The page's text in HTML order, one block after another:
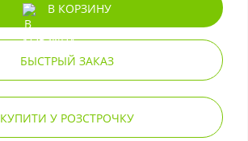
В КОРЗИНУ
БЫСТРЫЙ ЗАКАЗ
КУПИТИ У РОЗСТРОЧКУ